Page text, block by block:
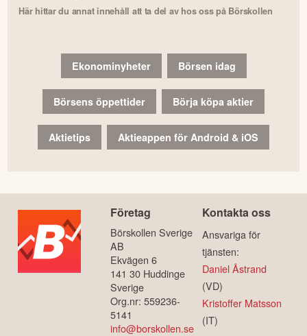
Här hittar du annat innehåll att ta del av hos oss på Börskollen
Ekonominyheter Börsen idag
Börsens öppettider Börja köpa aktier
Aktietips Aktieappen för Android & iOS
Företag
Börskollen Sverige
AB
Ekvägen 6
141 30 Huddinge
Sverige
Org.nr: 559236-
5141
info@borskollen.se
Kontakta oss
Ansvariga för
tjänsten:
Daniel Åstrand
(VD)
Kristoffer Matsson
(IT)